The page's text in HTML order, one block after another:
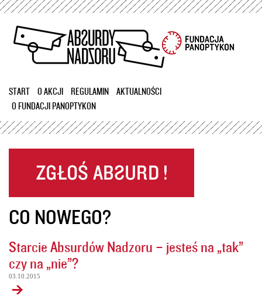
Przejdź
treści
START O AKCJI REGULAMIN
AKTUALNOŚCI
O FUNDACJI PANOPTYKON
CO NOWEGO?
Starcie Absurdów Nadzoru – jesteś na „tak”
czy na „nie”?
03.10.2015